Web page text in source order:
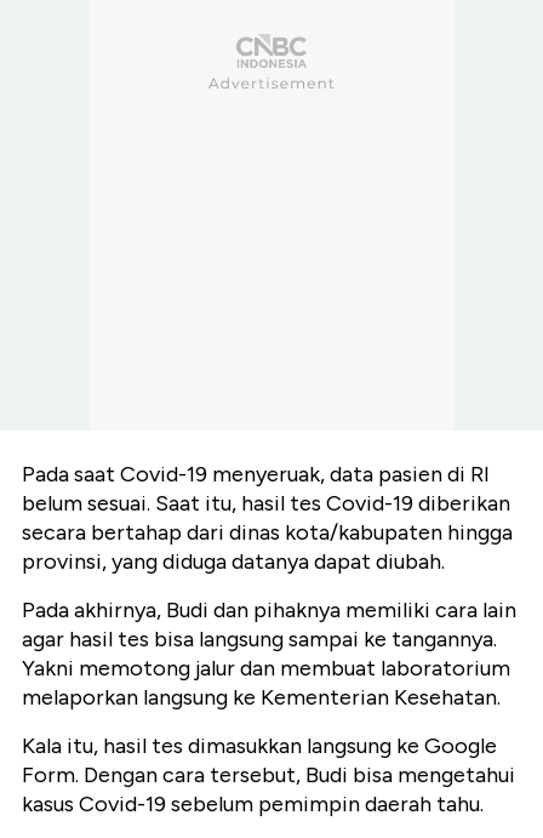
Pada saat Covid-19 menyeruak, data pasien di RI
belum sesuai. Saat itu, hasil tes Covid-19 diberikan
secara bertahap dari dinas kota/kabupaten hingga
provinsi, yang diduga datanya dapat diubah.
Pada akhirnya, Budi dan pihaknya memiliki cara lain
agar hasil tes bisa langsung sampai ke tangannya.
Yakni memotong jalur dan membuat laboratorium
melaporkan langsung ke Kementerian Kesehatan.
Kala itu, hasil tes dimasukkan langsung ke Google
Form. Dengan cara tersebut, Budi bisa mengetahui
kasus Covid-19 sebelum pemimpin daerah tahu.